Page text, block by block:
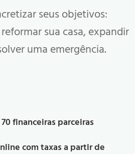
seus objetivos:
sua casa, expandir
uma emergência.
financeiras parceiras
com taxas a partir de